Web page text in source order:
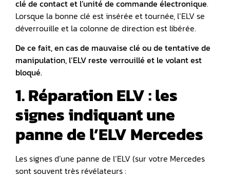
clé de contact et l’unité de commande électronique.
Lorsque la bonne clé est insérée et tournée, l’ELV se
déverrouille et la colonne de direction est libérée.
De ce fait, en cas de mauvaise clé ou de tentative de
manipulation, l’ELV reste verrouillé et le volant est
bloqué.
1. Réparation ELV : les
signes indiquant une
panne de l’ELV Mercedes
Les signes d’une panne de l’ELV (sur votre Mercedes
sont souvent très révélateurs :